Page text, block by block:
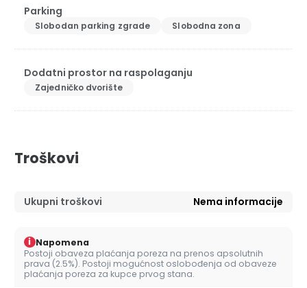
Parking
Slobodan parking zgrade Slobodna zona
Dodatni prostor na raspolaganju
Zajedničko dvorište
Troškovi
Ukupni troškovi Nema informacije
i Napomena
Postoji obaveza plaćanja poreza na prenos apsolutnih
prava (2.5%). Postoji mogućnost oslobođenja od obaveze
plaćanja poreza za kupce prvog stana.